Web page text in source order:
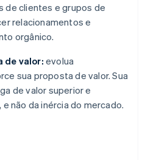
de clientes e grupos de
relacionamentos e
orgânico.
de valor: evolua
sua proposta de valor. Sua
de valor superior e
não da inércia do mercado.